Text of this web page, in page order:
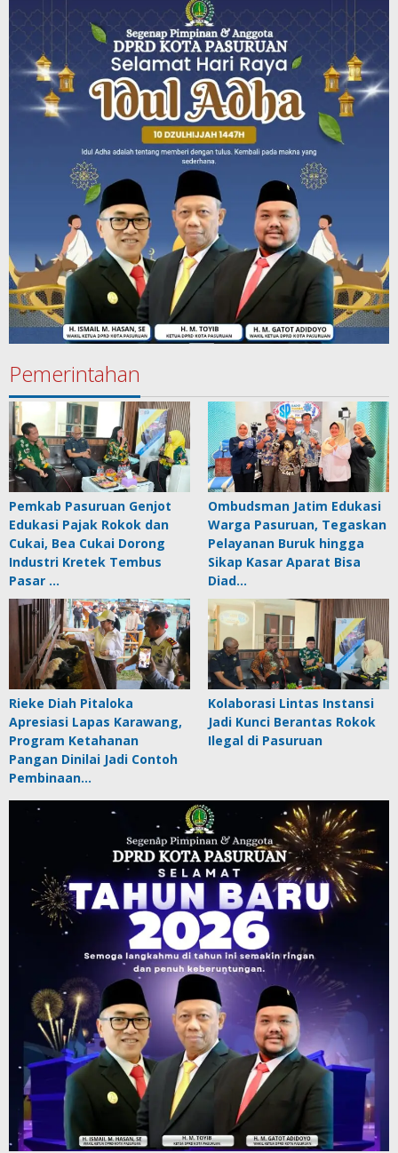
Pemerintahan
Pemkab Pasuruan Genjot
Edukasi Pajak Rokok dan
Cukai, Bea Cukai Dorong
Industri Kretek Tembus
Pasar …
Ombudsman Jatim Edukasi
Warga Pasuruan, Tegaskan
Pelayanan Buruk hingga
Sikap Kasar Aparat Bisa
Diad…
Rieke Diah Pitaloka
Apresiasi Lapas Karawang,
Program Ketahanan
Pangan Dinilai Jadi Contoh
Pembinaan…
Kolaborasi Lintas Instansi
Jadi Kunci Berantas Rokok
Ilegal di Pasuruan